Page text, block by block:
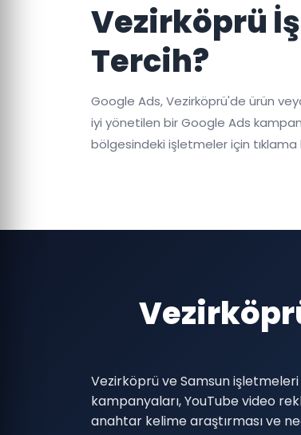
Vezirköprü
Tercih?
Google Ads, Vezirköprü'de ürün
iyi yönetilen bir Google Ads
bölgesindeki işletmeler için
Vezirköprü ve Samsun
kampanyaları, YouTube video
anahtar kelime araştırması ve